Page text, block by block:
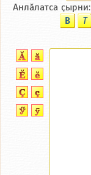
Анлӑлатса ҫырни:
B T